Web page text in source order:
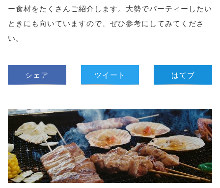
ー食材をたくさんご紹介します。大勢でパーティーしたい
ときにも向いていますので、ぜひ参考にしてみてくださ
い。
シェア ツイート はてブ